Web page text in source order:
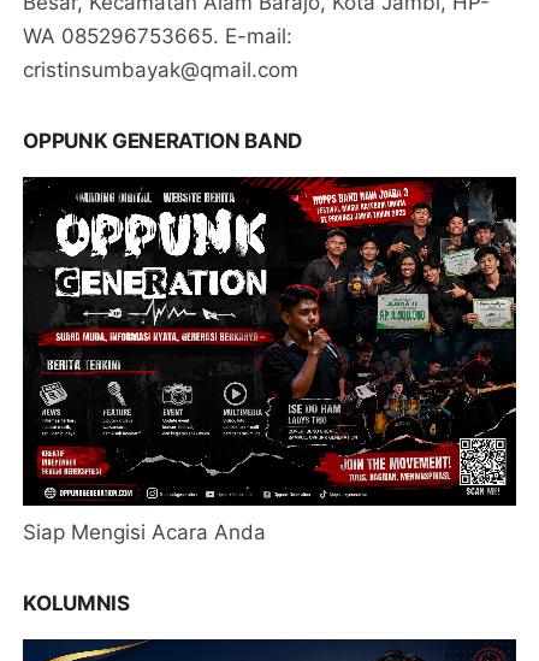
WA 085296753665. E-mail:
cristinsumbayak@qmail.com
OPPUNK GENERATION BAND
Siap Mengisi Acara Anda
KOLUMNIS